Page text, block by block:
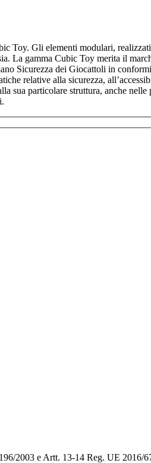
Toy. Gli elementi modulari,
La gamma Cubic Toy merita il
Sicurezza dei Giocattoli in
relative alla sicurezza,
sua particolare struttura, anche
2003 e Artt. 13-14 Reg. UE 2016/